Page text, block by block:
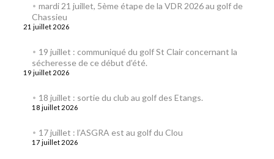
mardi 21 juillet, 5ème étape de la VDR 2026 au golf de
Chassieu
21 juillet 2026
19 juillet : communiqué du golf St Clair concernant la
sécheresse de ce début d’été.
19 juillet 2026
18 juillet : sortie du club au golf des Etangs.
18 juillet 2026
17 juillet : l’ASGRA est au golf du Clou
17 juillet 2026